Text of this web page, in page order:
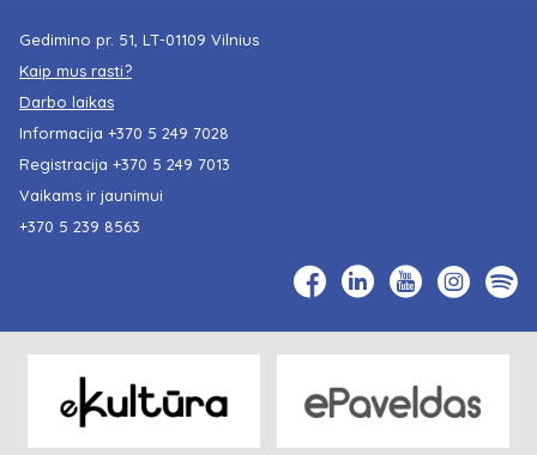
Gedimino pr. 51, LT-01109 Vilnius
Kaip mus rasti?
Darbo laikas
Informacija +370 5 249 7028
Registracija +370 5 249 7013
Vaikams ir jaunimui
+370 5 239 8563